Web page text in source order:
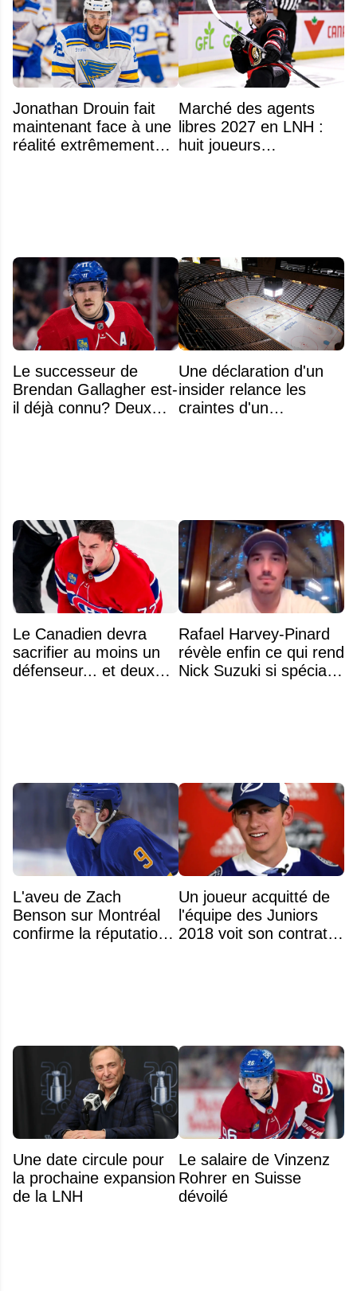
Jonathan Drouin fait
maintenant face à une
réalité extrêmement
Marché des agents
libres 2027 en LNH :
huit joueurs
Le successeur de
Brendan Gallagher est-
il déjà connu? Deux
Une déclaration d'un
insider relance les
craintes d'un
Le Canadien devra
sacrifier au moins un
défenseur... et deux
Rafael Harvey-Pinard
révèle enfin ce qui rend
Nick Suzuki si spécial
L'aveu de Zach
Benson sur Montréal
confirme la réputation
Un joueur acquitté de
l'équipe des Juniors
2018 voit son contrat
Une date circule pour
la prochaine expansion
de la LNH
Le salaire de Vinzenz
Rohrer en Suisse
dévoilé